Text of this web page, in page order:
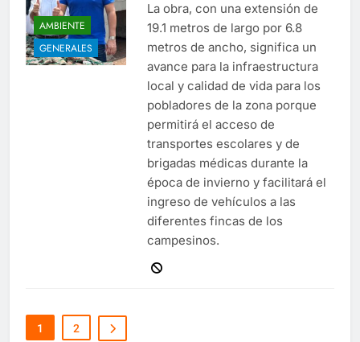
AMBIENTE
GENERALES
La obra, con una extensión de
19.1 metros de largo por 6.8
metros de ancho, significa un
avance para la infraestructura
local y calidad de vida para los
pobladores de la zona porque
permitirá el acceso de
transportes escolares y de
brigadas médicas durante la
época de invierno y facilitará el
ingreso de vehículos a las
diferentes fincas de los
campesinos.
1 2